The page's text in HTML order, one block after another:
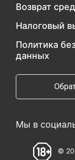
Возврат
Налоговый
Политика
данных
Мы в
©